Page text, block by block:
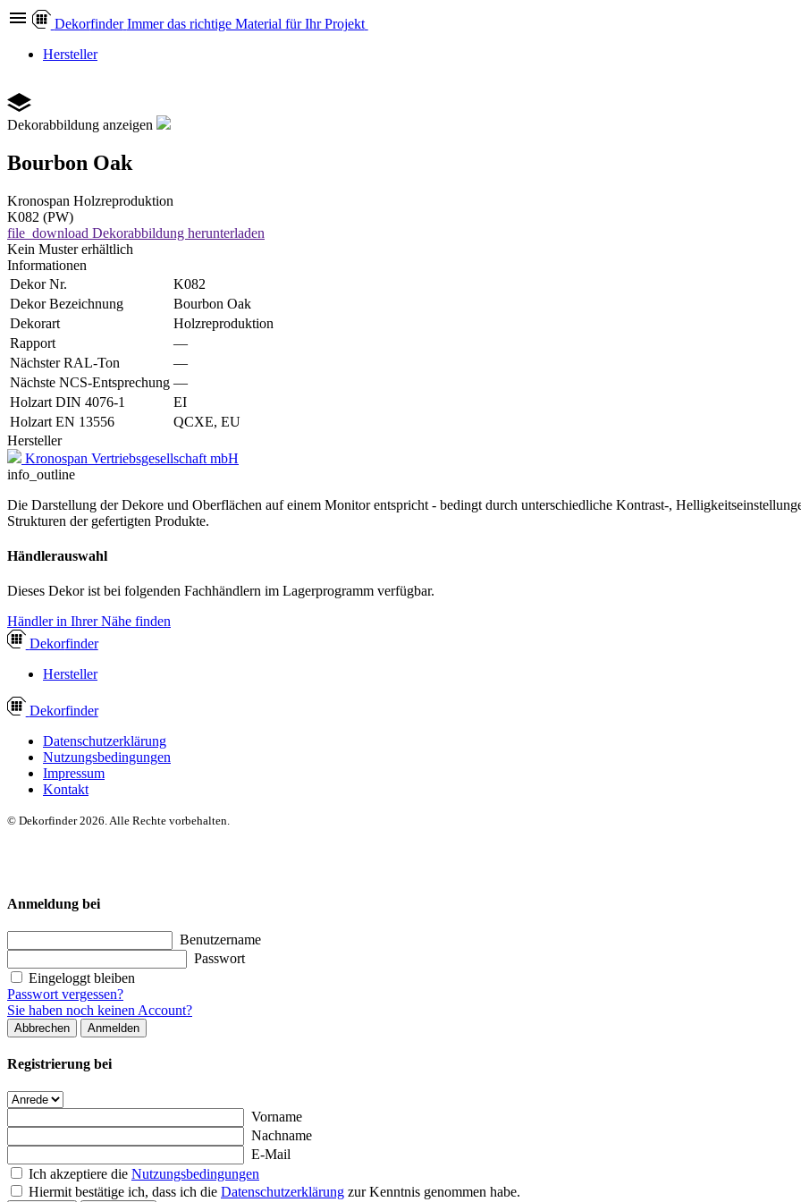
Dekorfinder Immer das richtige Material für Ihr Projekt
Hersteller
Dekorabbildung anzeigen
Bourbon Oak
Kronospan Holzreproduktion
K082 (PW)
file_download Dekorabbildung herunterladen
Kein Muster erhältlich
Informationen
Dekor Nr.
K082
Dekor Bezeichnung
Bourbon Oak
Dekorart
Holzreproduktion
Rapport
—
Nächster RAL-Ton
—
Nächste NCS-Entsprechung —
Holzart DIN 4076-1
EI
Holzart EN 13556
QCXE, EU
Hersteller
Kronospan Vertriebsgesellschaft mbH
info_outline
Die Darstellung der Dekore und Oberflächen auf einem Monitor entspricht - bedingt durch unterschiedliche Kontrast-,
Strukturen der gefertigten Produkte.
Händlerauswahl
Dieses Dekor ist bei folgenden Fachhändlern im Lagerprogramm verfügbar.
Händler in Ihrer Nähe finden
Dekorfinder
Hersteller
Dekorfinder
Datenschutzerklärung
Nutzungsbedingungen
Impressum
Kontakt
© Dekorfinder 2026. Alle Rechte vorbehalten.
Anmeldung bei
Benutzername
Passwort
Eingeloggt bleiben
Passwort vergessen?
Sie haben noch keinen Account?
Abbrechen Anmelden
Registrierung bei
Vorname
Nachname
E-Mail
Ich akzeptiere die Nutzungsbedingungen
Hiermit bestätige ich, dass ich die Datenschutzerklärung zur Kenntnis genommen habe.